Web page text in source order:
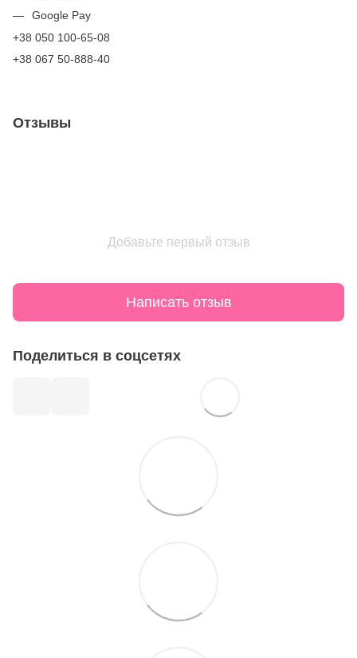
Google Pay
+38 050 100-65-08
+38 067 50-888-40
Отзывы
Добавьте первый отзыв
Написать отзыв
Поделиться в соцсетях